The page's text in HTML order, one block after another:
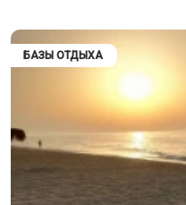
БАЗЫ ОТДЫХА